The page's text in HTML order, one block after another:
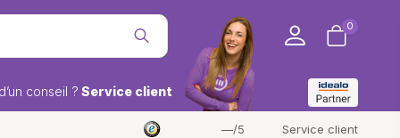
0
conseil ? Service client
—/5 Service client